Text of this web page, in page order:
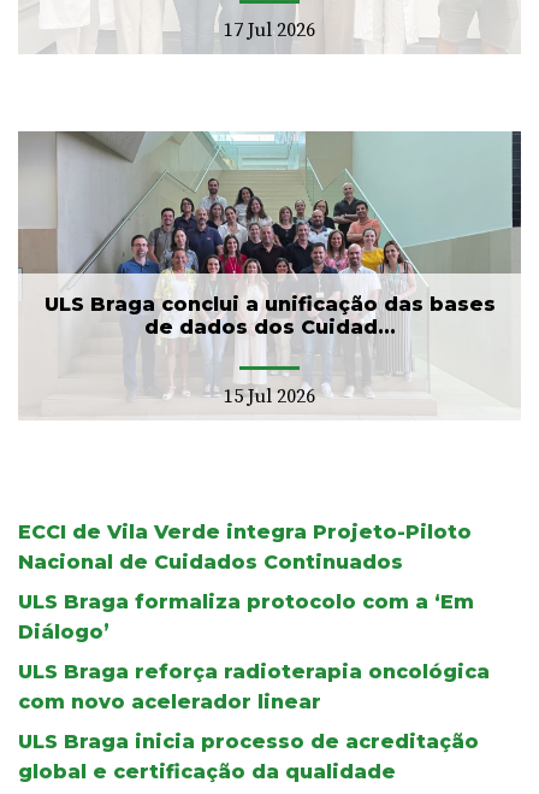
17 Jul 2026
ULS Braga conclui a unificação das bases
de dados dos Cuidad...
15 Jul 2026
ECCI de Vila Verde integra Projeto-Piloto
Nacional de Cuidados Continuados
ULS Braga formaliza protocolo com a ‘Em
Diálogo’
ULS Braga reforça radioterapia oncológica
com novo acelerador linear
ULS Braga inicia processo de acreditação
global e certificação da qualidade